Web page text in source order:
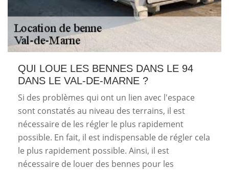
QUI LOUE LES BENNES DANS LE 94
DANS LE VAL-DE-MARNE ?
Si des problèmes qui ont un lien avec l'espace
sont constatés au niveau des terrains, il est
nécessaire de les régler le plus rapidement
possible. En fait, il est indispensable de régler cela
le plus rapidement possible. Ainsi, il est
nécessaire de louer des bennes pour les